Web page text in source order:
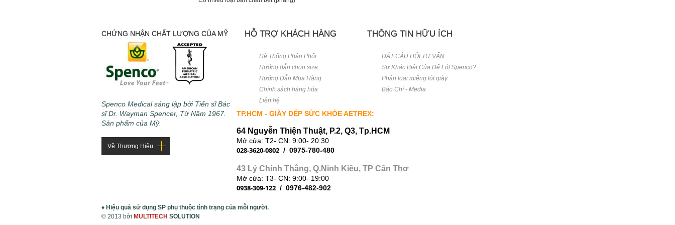
CHỨNG NHẬN CHẤT LƯỢNG CỦA MỸ
Spenco Medical sáng lập bởi Tiến sĩ Bác
sĩ Dr. Wayman Spencer, Từ Năm 1967.
Sản phẩm của Mỹ.
Về Thương Hiệu
HỖ TRỢ KHÁCH HÀNG
Hệ Thống Phân Phối
Hướng dẫn chọn size
Hướng Dẫn Mua Hàng
Chính sách hàng hóa
Liên hệ
THÔNG TIN HỮU ÍCH
ĐẶT CÂU HỎI TƯ VẤN
Sự Khác Biệt Của Đế Lót Spenco?
Phân loại miếng lót giày
Báo Chí - Media
TP.HCM - GIÀY DÉP SỨC KHỎE AETREX:
64 Nguyễn Thiện Thuật, P.2, Q3,Tp.HCM
Mở cửa: T2- CN: 9:00- 20:30
028-3620-0802 / 0975-780-480
43 Lý Chính Thắng, Q.Ninh Kiều, TP Cần Thơ
Mở cửa: T3- CN: 9:00- 19:00
0938-309-122 / 0976-482-902
♦ Hiệu quả sử dụng SP phụ thuộc tình trạng của mỗi người.
© 2013 bởi MULTITECH SOLUTION